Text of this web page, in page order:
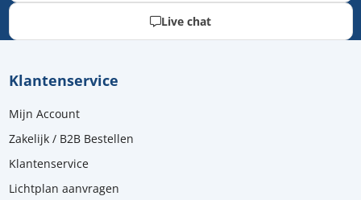
Live chat
Klantenservice
Mijn Account
Zakelijk / B2B Bestellen
Klantenservice
Lichtplan aanvragen